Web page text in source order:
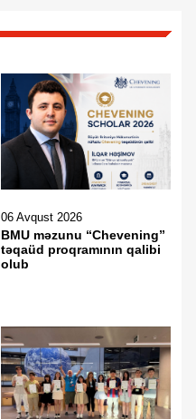
06 Avqust 2026
BMU məzunu “Chevening”
təqaüd proqramının qalibi
olub